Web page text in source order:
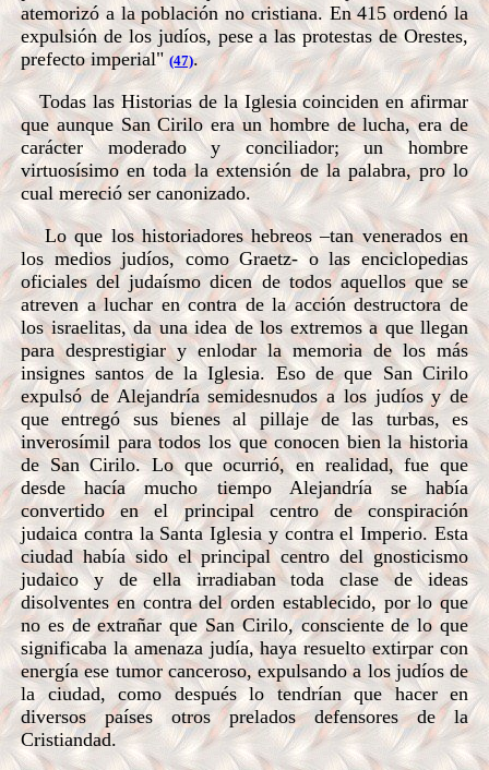
atemorizó a la población no cristiana. En 415 ordenó la
expulsión de los judíos, pese a las protestas de Orestes,
prefecto imperial" (47).
Todas las Historias de la Iglesia coinciden en afirmar
que aunque San Cirilo era un hombre de lucha, era de
carácter moderado y conciliador; un hombre
virtuosísimo en toda la extensión de la palabra, pro lo
cual mereció ser canonizado.
Lo que los historiadores hebreos –tan venerados en
los medios judíos, como Graetz- o las enciclopedias
oficiales del judaísmo dicen de todos aquellos que se
atreven a luchar en contra de la acción destructora de
los israelitas, da una idea de los extremos a que llegan
para desprestigiar y enlodar la memoria de los más
insignes santos de la Iglesia. Eso de que San Cirilo
expulsó de Alejandría semidesnudos a los judíos y de
que entregó sus bienes al pillaje de las turbas, es
inverosímil para todos los que conocen bien la historia
de San Cirilo. Lo que ocurrió, en realidad, fue que
desde hacía mucho tiempo Alejandría se había
convertido en el principal centro de conspiración
judaica contra la Santa Iglesia y contra el Imperio. Esta
ciudad había sido el principal centro del gnosticismo
judaico y de ella irradiaban toda clase de ideas
disolventes en contra del orden establecido, por lo que
no es de extrañar que San Cirilo, consciente de lo que
significaba la amenaza judía, haya resuelto extirpar con
energía ese tumor canceroso, expulsando a los judíos de
la ciudad, como después lo tendrían que hacer en
diversos países otros prelados defensores de la
Cristiandad.